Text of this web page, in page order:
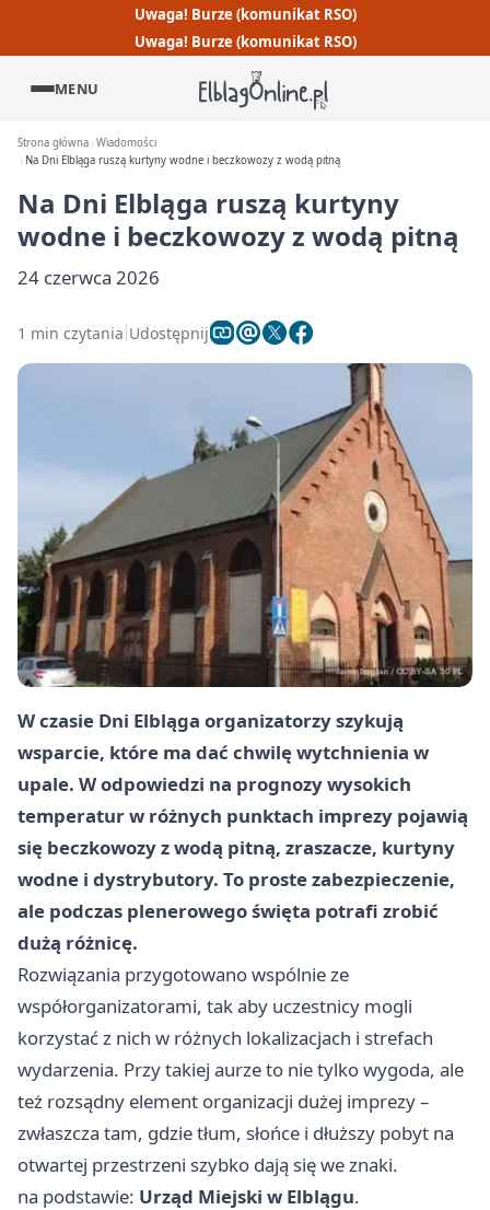
Uwaga! Burze (komunikat RSO)
Uwaga! Burze (komunikat RSO)
MENU
Strona główna Wiadomości
Na Dni Elbląga ruszą kurtyny wodne i beczkowozy z wodą pitną
Na Dni Elbląga ruszą kurtyny
wodne i beczkowozy z wodą pitną
24 czerwca 2026
1 min czytania Udostępnij
W czasie Dni Elbląga organizatorzy szykują
wsparcie, które ma dać chwilę wytchnienia w
upale. W odpowiedzi na prognozy wysokich
temperatur w różnych punktach imprezy pojawią
się beczkowozy z wodą pitną, zraszacze, kurtyny
wodne i dystrybutory. To proste zabezpieczenie,
ale podczas plenerowego święta potrafi zrobić
dużą różnicę.
Rozwiązania przygotowano wspólnie ze
współorganizatorami, tak aby uczestnicy mogli
korzystać z nich w różnych lokalizacjach i strefach
wydarzenia. Przy takiej aurze to nie tylko wygoda, ale
też rozsądny element organizacji dużej imprezy –
zwłaszcza tam, gdzie tłum, słońce i dłuższy pobyt na
otwartej przestrzeni szybko dają się we znaki.
na podstawie: Urząd Miejski w Elblągu.